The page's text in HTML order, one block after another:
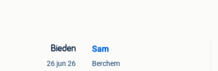
Bieden
26 jun 26
Sam
Berchem